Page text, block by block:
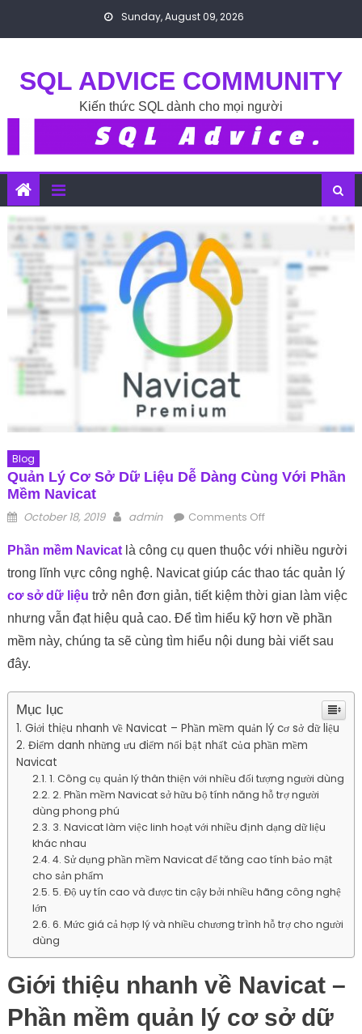
Sunday, August 09, 2026
SQL ADVICE COMMUNITY
Kiến thức SQL dành cho mọi người
Blog
Quản Lý Cơ Sở Dữ Liệu Dễ Dàng Cùng Với Phần
Mềm Navicat
Posted on
October 18, 2019 Author
admin Comments Offon Quản lý cơ sở dữ
với phần mềm
Navicat
Phần mềm Navicatlà công cụ quen thuộc với nhiều người
trong lĩnh vực công nghệ. Navicat giúp các thao tác quản lý
cơ sở dữ liệu trở nên đơn giản, tiết kiệm thời gian làm việc
nhưng vẫn đạt hiệu quả cao. Để tìm hiểu kỹ hơn về phần
mềm này, chúng ta sẽ cùng tìm hiểu nội dung bài viết sau
đây.
Mục lục
Giới thiệu nhanh về Navicat – Phần mềm quản lý cơ sở dữ liệu
Điểm danh những ưu điểm nổi bật nhất của phần mềm
Navicat
1. Công cụ quản lý thân thiện với nhiều đối tượng người dùng
2. Phần mềm Navicat sở hữu bộ tính năng hỗ trợ người
dùng phong phú
3. Navicat làm việc linh hoạt với nhiều định dạng dữ liệu
khác nhau
4. Sử dụng phần mềm Navicat để tăng cao tính bảo mật
cho sản phẩm
5. Độ uy tín cao và được tin cậy bởi nhiều hãng công nghệ
lớn
6. Mức giá cả hợp lý và nhiều chương trình hỗ trợ cho người
dùng
Giới thiệu nhanh về Navicat –
Phần mềm quản lý cơ sở dữ